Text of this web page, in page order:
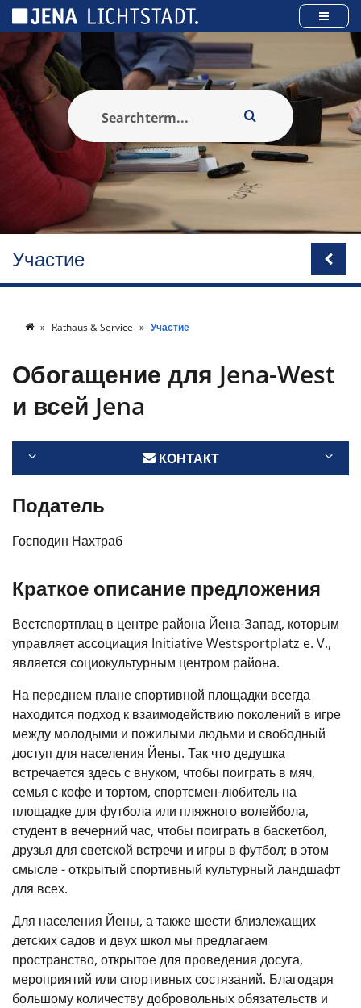
Участие
Rathaus & Service Участие
Обогащение для Jena-West
и всей Jena
КОНТАКТ
Податель
Господин Нахтраб
Краткое описание предложения
Вестспортплац в центре района Йена-Запад, которым
управляет ассоциация Initiative Westsportplatz e. V.,
является социокультурным центром района.
На переднем плане спортивной площадки всегда
находится подход к взаимодействию поколений в игре
между молодыми и пожилыми людьми и свободный
доступ для населения Йены. Так что дедушка
встречается здесь с внуком, чтобы поиграть в мяч,
семья с кофе и тортом, спортсмен-любитель на
площадке для футбола или пляжного волейбола,
студент в вечерний час, чтобы поиграть в баскетбол,
друзья для светской встречи и игры в футбол; в этом
смысле - открытый спортивный культурный ландшафт
для всех.
Для населения Йены, а также шести близлежащих
детских садов и двух школ мы предлагаем
пространство, открытое для проведения досуга,
мероприятий или спортивных состязаний. Благодаря
большому количеству добровольных обязательств и
Панель управления cookies